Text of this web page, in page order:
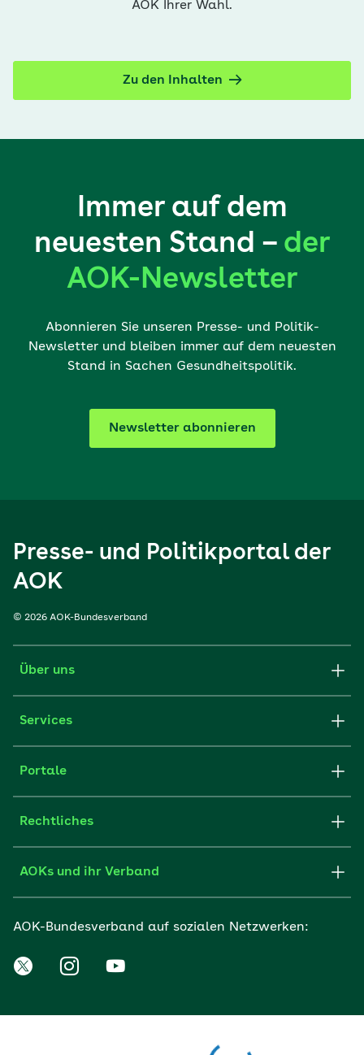
AOK Ihrer Wahl.
Zu den Inhalten
Immer auf dem
neuesten Stand – der
AOK-Newsletter
Abonnieren Sie unseren Presse- und Politik-
Newsletter und bleiben immer auf dem neuesten
Stand in Sachen Gesundheitspolitik.
Newsletter abonnieren
Presse- und Politikportal der
AOK
© 2026 AOK-Bundesverband
Über uns
Services
Portale
Rechtliches
AOKs und ihr Verband
AOK-Bundesverband auf sozialen Netzwerken: